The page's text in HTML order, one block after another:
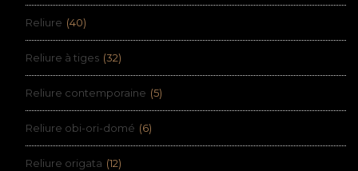
Reliure (40)
Reliure à tiges (32)
Reliure contemporaine (5)
Reliure obi-ori-domé (6)
Reliure origata (12)